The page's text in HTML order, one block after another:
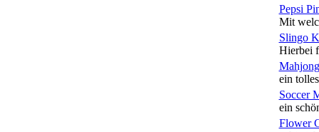
Pepsi
Mit
Slingo
Hierbei
ein
Soccer
ein
Flower